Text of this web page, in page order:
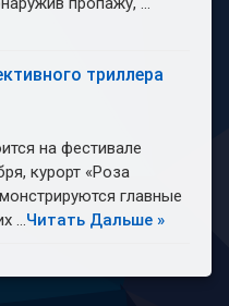
триллера
на фестивале
курорт «Роза
главные
…Читать Дальше »